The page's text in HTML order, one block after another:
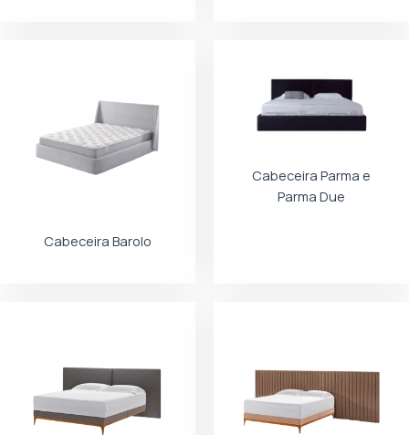
Cabeceira Barolo
Cabeceira Parma e
Parma Due